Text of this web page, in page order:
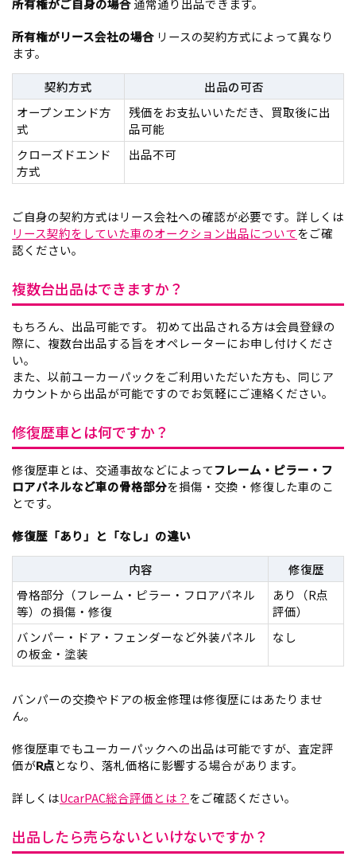
所有権がリース会社の場合 リースの契約方式によって異なり
ます。
契約方式
出品の可否
オープンエンド方
式
残価をお支払いいただき、買取後に出
品可能
クローズドエンド
方式
出品不可
ご自身の契約方式はリース会社への確認が必要です。詳しくは
リース契約をしていた車のオークション出品についてをご確
認ください。
複数台出品はできますか？
もちろん、出品可能です。 初めて出品される方は会員登録の
際に、複数台出品する旨をオペレーターにお申し付けくださ
い。
また、以前ユーカーパックをご利用いただいた方も、同じア
カウントから出品が可能ですのでお気軽にご連絡ください。
修復歴車とは何ですか？
修復歴車とは、交通事故などによってフレーム・ピラー・フ
ロアパネルなど車の骨格部分を損傷・交換・修復した車のこ
とです。
修復歴「あり」と「なし」の違い
内容
修復歴
骨格部分（フレーム・ピラー・フロアパネル
等）の損傷・修復
あり（R点
評価）
バンパー・ドア・フェンダーなど外装パネル
の板金・塗装
なし
バンパーの交換やドアの板金修理は修復歴にはあたりませ
ん。
修復歴車でもユーカーパックへの出品は可能ですが、査定評
価がR点となり、落札価格に影響する場合があります。
詳しくはUcarPAC総合評価とは？ をご確認ください。
出品したら売らないといけないですか？